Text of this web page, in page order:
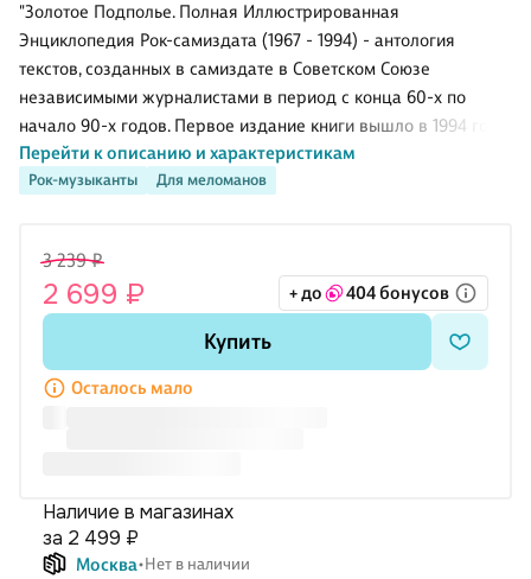
Рок-музыканты Для меломанов
"Золотое Подполье. Полная Иллюстрированная
Энциклопедия Рок-самиздата (1967 - 1994) - антология
текстов, созданных в самиздате в Советском Союзе
независимыми журналистами в период с конца 60-х по
начало 90-х годов. Первое издание книги вышло в 1994 году.
Сборник составлен известным музыкальным журналистом,
знатоком русского рока, Александром Кушниром. Также в
запретом. Статьи, опубликованные в антологии написаны
начинающими авторами, ставших впоследствии
знаменитыми: Артемием Троицким, Борисом
Гребенщиковым, Олегом Ковригой, Андреем Бурлакой.
Документальные свидетельства, вошедшие в книгу
Перейти к описанию и характеристикам
3 239 ₽
2 699 ₽ + до 404 бонусов
Купить
Осталось мало
Наличие в магазинах
за 2 499 ₽
Москва Нет в наличии